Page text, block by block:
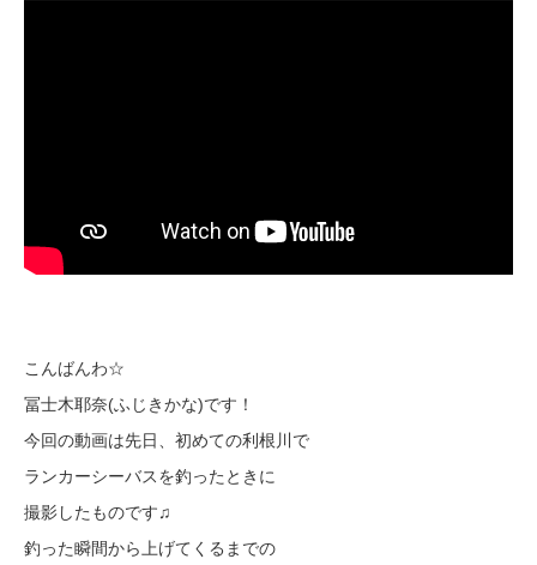
こんばんわ☆
冨士木耶奈(ふじきかな)です！
今回の動画は先日、初めての利根川で
ランカーシーバスを釣ったときに
撮影したものです♫
釣った瞬間から上げてくるまでの